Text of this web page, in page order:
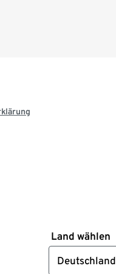
Land wählen
Deutschland